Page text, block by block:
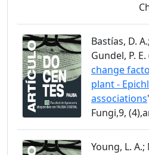
Bastías, D.
Gundel, P.
change
plant -
associations
Fungi,9,
Young, L. A.;